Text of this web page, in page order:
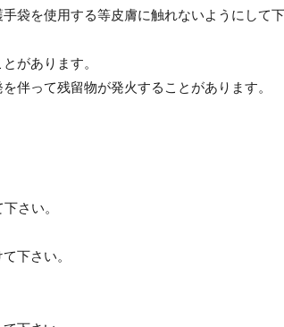
袋を使用する等皮膚に触れないようにして下
があります。
伴って残留物が発火することがあります。
さい。
下さい。